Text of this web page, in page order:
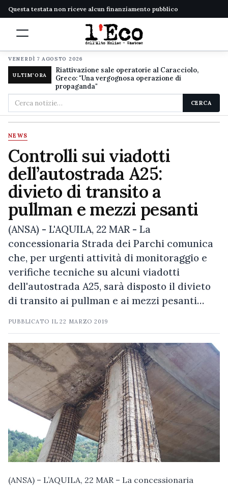
Questa testata non riceve alcun finanziamento pubblico
VENERDÌ 7 AGOSTO 2026
ULTIM'ORA
Riattivazione sale operatorie al Caracciolo,
Greco: "Una vergognosa operazione di
propaganda"
Cerca
nel
sito
CERCA
NEWS
Controlli sui viadotti
dell’autostrada A25:
divieto di transito a
pullman e mezzi pesanti
(ANSA) - L'AQUILA, 22 MAR - La
concessionaria Strada dei Parchi comunica
che, per urgenti attività di monitoraggio e
verifiche tecniche su alcuni viadotti
dell'autostrada A25, sarà disposto il divieto
di transito ai pullman e ai mezzi pesanti…
PUBBLICATO IL22 MARZO 2019
(ANSA) – L’AQUILA, 22 MAR – La concessionaria